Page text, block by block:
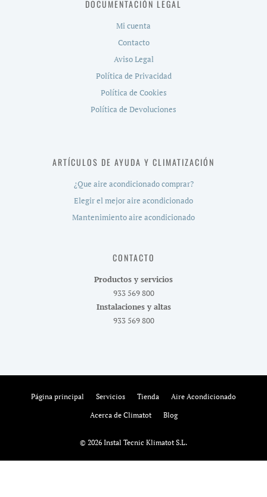
DOCUMENTACIÓN LEGAL
Mi cuenta
Contacto
Aviso Legal
Política de Privacidad
Política de Cookies
Política de Devoluciones
ARTÍCULOS DE AYUDA Y CLIMATIZACIÓN
¿Que aire acondicionado comprar?
Elegir el mejor aire acondicionado
Mantenimiento aire acondicionado
CONTACTO
Productos y servicios
933 569 800
Instalaciones y altas
933 569 800
Página principal Servicios Tienda Aire Acondicionado
Acerca de Climatot Blog
© 2026 Instal Tecnic Klimatot S.L.